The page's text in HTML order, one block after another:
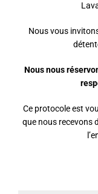
Nous vous
Nous nous
Ce protocole est
que nous recevons